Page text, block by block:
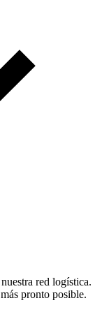
red logística.
pronto posible.